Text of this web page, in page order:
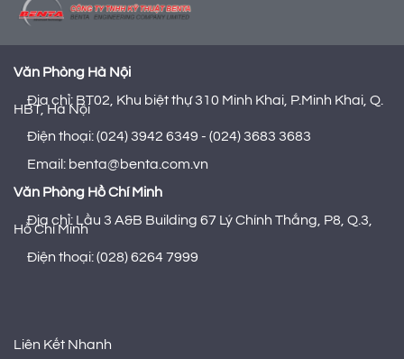
Văn Phòng Hà Nội
Địa chỉ: BT02, Khu biệt thự 310 Minh Khai, P.Minh Khai, Q.
HBT, Hà Nội
Điện thoại: (024) 3942 6349 - (024) 3683 3683
Email: benta@benta.com.vn
Văn Phòng Hồ Chí Minh
Địa chỉ: Lầu 3 A&B Building 67 Lý Chính Thắng, P8, Q.3,
Hồ Chí Minh
Điện thoại: (028) 6264 7999
Liên Kết Nhanh